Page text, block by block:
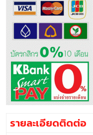
รายละเอียดติดต่อ